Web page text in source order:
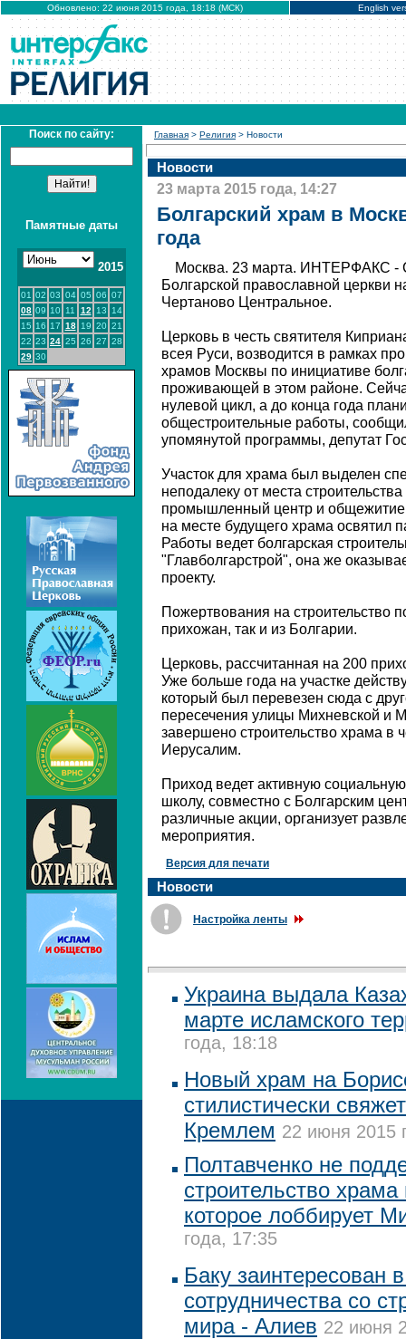
Обновлено: 22 июня 2015 года, 18:18 (МСК) English
Поиск по сайту:
Памятные даты
2015
01 02 03 04 05 06 07
08 09 10 11 12 13
14
15 16 17 18 19 20 21
22 23 24 25 26 27 28
29 30
Главная > Религия > Новости
Новости
23 марта 2015 года, 14:27
Болгарский храм в
года
Москва. 23 марта. ИНТЕРФАКС -
Болгарской православной церкви
Чертаново Центральное.
Церковь в честь святителя
всея Руси, возводится в рамках
храмов Москвы по инициативе
проживающей в этом районе.
нулевой цикл, а до конца года
общестроительные работы,
упомянутой программы, депутат
Участок для храма был выделен
неподалеку от места
промышленный центр и
на месте будущего храма освятил
Работы ведет болгарская
"Главболгарстрой", она же
проекту.
Пожертвования на строительство
прихожан, так и из Болгарии.
Церковь, рассчитанная на 200
Уже больше года на участке
который был перевезен сюда с
пересечения улицы Михневской и
завершено строительство храма в
Иерусалим.
Приход ведет активную
школу, совместно с Болгарским
различные акции, организует
мероприятия.
Версия для печати
Новости
Настройка ленты
Украина выдала
марте исламского
года, 18:18
Новый храм на
стилистически
Кремлем 22 июня 2015
Полтавченко не
строительство
которое лоббирует
года, 17:35
Баку заинтересован
сотрудничества со
мира - Алиев 22 июня